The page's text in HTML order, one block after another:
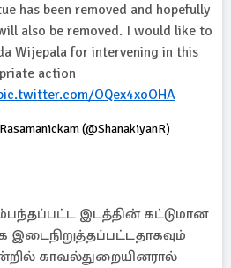
has been removed and hopefully
also be removed. I would like to
Wijepala for intervening in this
action
OQex4xoOHA
(@ShanakiyanR)
இடத்தின் கட்டுமான
காவல்துறையினரால்